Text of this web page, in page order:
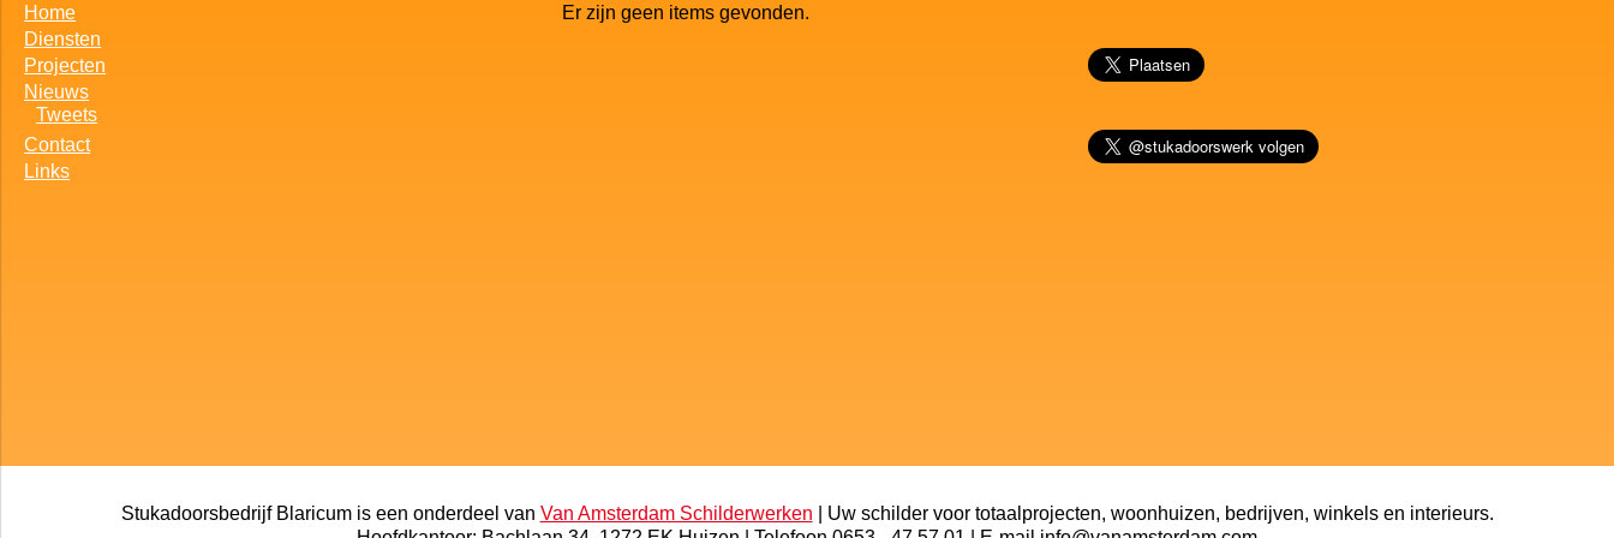
Home
Diensten
Projecten
Nieuws
Tweets
Contact
Links
Er zijn geen items gevonden.
Stukadoorsbedrijf Blaricum is een onderdeel van Van Amsterdam Schilderwerken | Uw schilder voor totaalprojecten, woonhuizen, bedrijven, winkels en interieurs.